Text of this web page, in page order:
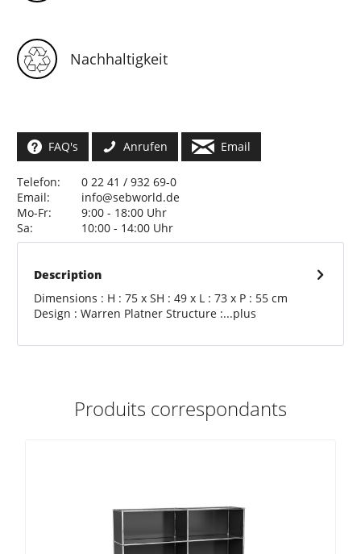
Nachhaltigkeit
FAQ's Anrufen Email
Telefon:
0 22 41 / 932 69-0
Email:
info@sebworld.de
Mo-Fr:
9:00 - 18:00 Uhr
Sa:
10:00 - 14:00 Uhr
Description
Dimensions : H : 75 x SH : 49 x L : 73 x P : 55 cm
Design : Warren Platner Structure :...plus
Produits correspondants